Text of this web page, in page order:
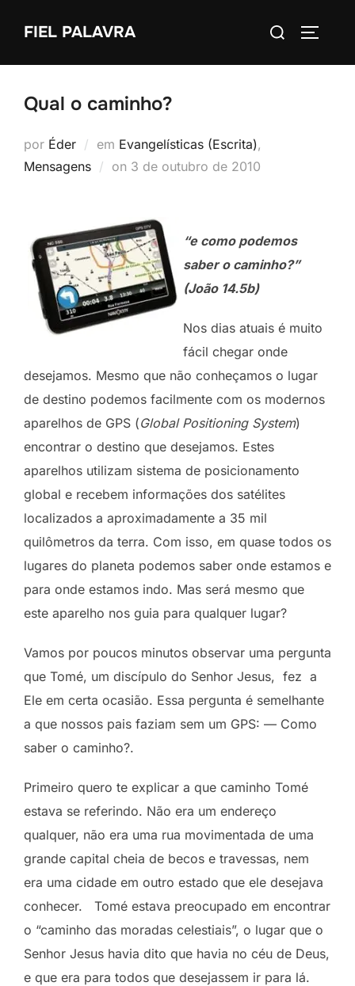
FIEL PALAVRA
Pesquisar
Qual o caminho?
por Éder em Evangelísticas (Escrita),
Mensagens
on Postado
3 de outubro de 2010
“e como podemos
saber o caminho?”
(João 14.5b)
Nos dias atuais é muito
fácil chegar onde
desejamos. Mesmo que não conheçamos o lugar
de destino podemos facilmente com os modernos
aparelhos de GPS (Global Positioning System)
encontrar o destino que desejamos. Estes
aparelhos utilizam sistema de posicionamento
global e recebem informações dos satélites
localizados a aproximadamente a 35 mil
quilômetros da terra. Com isso, em quase todos os
lugares do planeta podemos saber onde estamos e
para onde estamos indo. Mas será mesmo que
este aparelho nos guia para qualquer lugar?
Vamos por poucos minutos observar uma pergunta
que Tomé, um discípulo do Senhor Jesus, fez a
Ele em certa ocasião. Essa pergunta é semelhante
a que nossos pais faziam sem um GPS: — Como
saber o caminho?.
Primeiro quero te explicar a que caminho Tomé
estava se referindo. Não era um endereço
qualquer, não era uma rua movimentada de uma
grande capital cheia de becos e travessas, nem
era uma cidade em outro estado que ele desejava
conhecer. Tomé estava preocupado em encontrar
o “caminho das moradas celestiais”, o lugar que o
Senhor Jesus havia dito que havia no céu de Deus,
e que era para todos que desejassem ir para lá.